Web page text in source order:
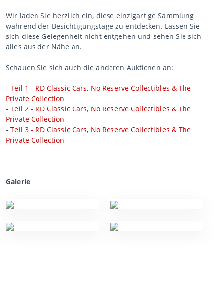
Wir laden Sie herzlich ein, diese einzigartige Sammlung
während der Besichtigungstage zu entdecken. Lassen Sie
sich diese Gelegenheit nicht entgehen und sehen Sie sich
alles aus der Nähe an.
Schauen Sie sich auch die anderen Auktionen an:
-Teil 1 - RD Classic Cars, No Reserve Collectibles & The
Private Collection
-Teil 2 - RD Classic Cars, No Reserve Collectibles & The
Private Collection
-Teil 3 - RD Classic Cars, No Reserve Collectibles & The
Private Collection
Galerie